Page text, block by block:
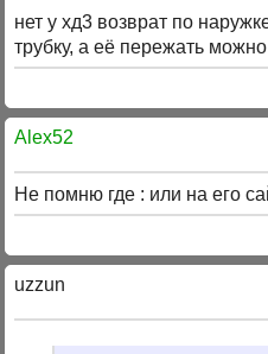
нет у хд3 возврат по
трубку, а её пережать можно
Alex52
Не помню где : или на его
uzzun